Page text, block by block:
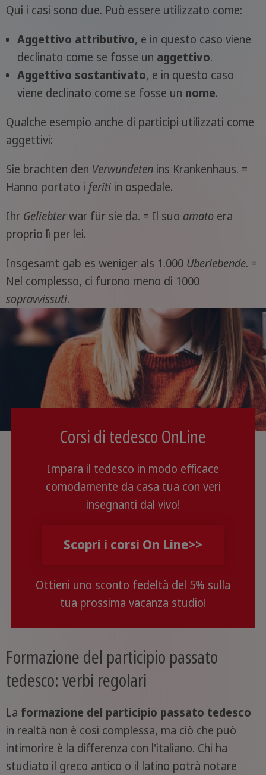
Qui i casi sono due. Può essere utilizzato come:
Aggettivo attributivo, e in questo caso viene
declinato come se fosse un aggettivo.
Aggettivo sostantivato, e in questo caso
viene declinato come se fosse un nome.
Qualche esempio anche di participi utilizzati come
aggettivi:
Sie brachten den Verwundetenins Krankenhaus. =
Hanno portato i feritiin ospedale.
Ihr Geliebterwar für sie da. = Il suo amatoera
proprio lì per lei.
Insgesamt gab es weniger als 1.000 Überlebende. =
Nel complesso, ci furono meno di 1000
sopravvissuti.
Corsi di tedesco OnLine
Impara il tedesco in modo efficace
comodamente da casa tua con veri
insegnanti dal vivo!
Scopri i corsi On Line>>
Ottieni uno sconto fedeltà del 5% sulla
tua prossima vacanza studio!
Formazione del participio passato
tedesco: verbi regolari
La formazione del participio passato tedesco
in realtà non è così complessa, ma ciò che può
intimorire è la differenza con l'italiano. Chi ha
studiato il greco antico o il latino potrà notare